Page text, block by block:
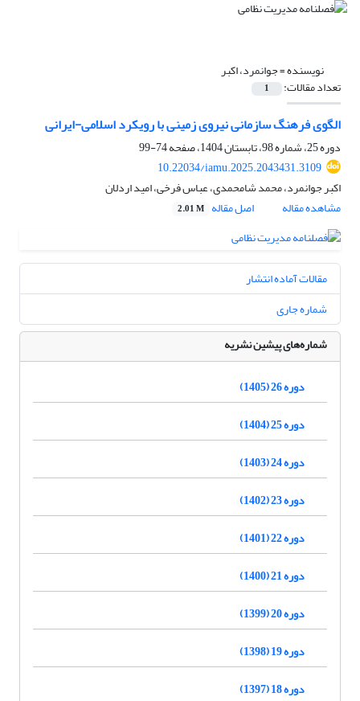
نویسنده =جوانمرد، اکبر
تعداد مقالات: 1
الگوی فرهنگ سازمانی نیروی زمینی با رویکرد اسلامی-ایرانی
دوره 25، شماره 98، تابستان 1404، صفحه
74-99
10.22034/iamu.2025.2043431.3109
اکبر جوانمرد، محمد شامحمدی، عباس فرخی، امید اردلان
مشاهده مقاله
اصل مقاله 2.01 M
مقالات آماده انتشار
شماره جاری
شماره‌های پیشین نشریه
دوره 26 (1405)
دوره 25 (1404)
دوره 24 (1403)
دوره 23 (1402)
دوره 22 (1401)
دوره 21 (1400)
دوره 20 (1399)
دوره 19 (1398)
دوره 18 (1397)